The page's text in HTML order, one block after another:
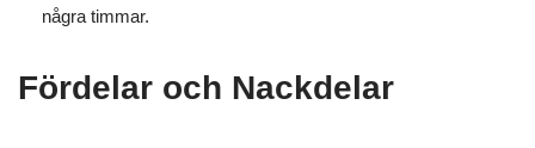
några timmar.
Fördelar och Nackdelar